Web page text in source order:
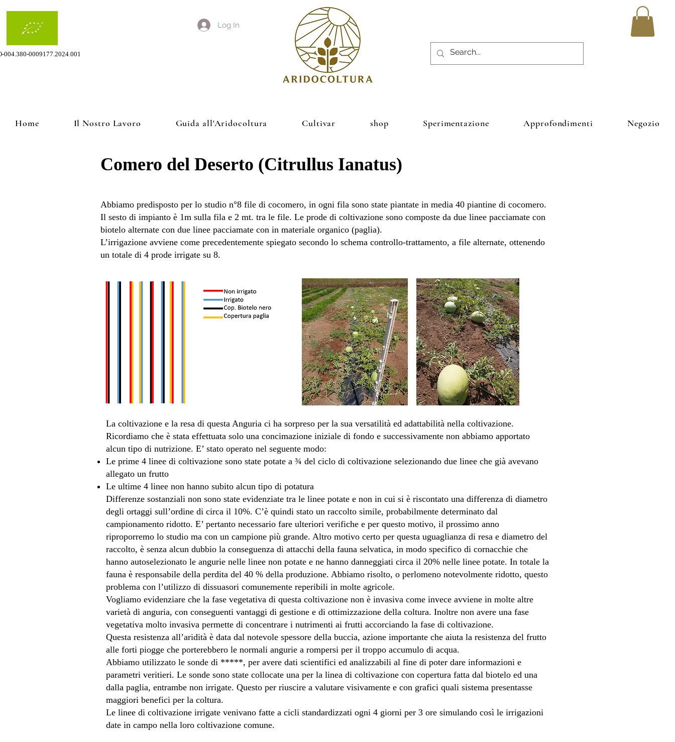
Log In
004.380-0009177.2024.001
​Comero del Deserto (Citrullus Ianatus)
​Abbiamo predisposto per lo studio n°8 file di cocomero, in ogni fila sono state piantate in media 40 piantine di cocomero.
Il sesto di impianto è 1m sulla fila e 2 mt. tra le file. Le prode di coltivazione sono composte da due linee pacciamate con
biotelo alternate con due linee pacciamate con in materiale organico (paglia).
L’irrigazione avviene come precedentemente spiegato secondo lo schema controllo-trattamento, a file alternate, ottenendo
un totale di 4 prode irrigate su 8.
La coltivazione e la resa di questa Anguria ci ha sorpreso per la sua versatilità ed adattabilità nella coltivazione.
Ricordiamo che è stata effettuata solo una concimazione iniziale di fondo e successivamente non abbiamo apportato
alcun tipo di nutrizione. E’ stato operato nel seguente modo:
Le prime 4 linee di coltivazione sono state potate a ¾ del ciclo di coltivazione selezionando due linee che già avevano
allegato un frutto
Le ultime 4 linee non hanno subito alcun tipo di potatura
Differenze sostanziali non sono state evidenziate tra le linee potate e non in cui si è riscontato una differenza di diametro
degli ortaggi sull’ordine di circa il 10%. C’è quindi stato un raccolto simile, probabilmente determinato dal
campionamento ridotto. E’ pertanto necessario fare ulteriori verifiche e per questo motivo, il prossimo anno
riproporremo lo studio ma con un campione più grande. Altro motivo certo per questa uguaglianza di resa e diametro del
raccolto, è senza alcun dubbio la conseguenza di attacchi della fauna selvatica, in modo specifico di cornacchie che
hanno autoselezionato le angurie nelle linee non potate e ne hanno danneggiati circa il 20% nelle linee potate. In totale la
fauna è responsabile della perdita del 40 % della produzione. Abbiamo risolto, o perlomeno notevolmente ridotto, questo
problema con l’utilizzo di dissuasori comunemente reperibili in molte agricole.
Vogliamo evidenziare che la fase vegetativa di questa coltivazione non è invasiva come invece avviene in molte altre
varietà di anguria, con conseguenti vantaggi di gestione e di ottimizzazione della coltura. Inoltre non avere una fase
vegetativa molto invasiva permette di concentrare i nutrimenti ai frutti accorciando la fase di coltivazione.
Questa resistenza all’aridità è data dal notevole spessore della buccia, azione importante che aiuta la resistenza del frutto
alle forti piogge che porterebbero le normali angurie a rompersi per il troppo accumulo di acqua.
Abbiamo utilizzato le sonde di *****, per avere dati scientifici ed analizzabili al fine di poter dare informazioni e
parametri veritieri. Le sonde sono state collocate una per la linea di coltivazione con copertura fatta dal biotelo ed una
dalla paglia, entrambe non irrigate. Questo per riuscire a valutare visivamente e con grafici quali sistema presentasse
maggiori benefici per la coltura.
Le linee di coltivazione irrigate venivano fatte a cicli standardizzati ogni 4 giorni per 3 ore simulando così le irrigazioni
date in campo nella loro coltivazione comune.
Home Il Nostro Lavoro Guida all'Aridocoltura Cultivar shop Sperimentazione Approfondimenti Negozio